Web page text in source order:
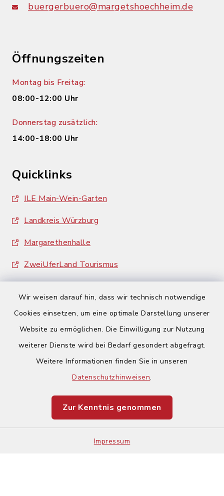
Wir weisen darauf hin, dass wir technisch notwendige
Cookies einsetzen, um eine optimale Darstellung unserer
Website zu ermöglichen. Die Einwilligung zur Nutzung
weiterer Dienste wird bei Bedarf gesondert abgefragt.
Weitere Informationen finden Sie in unseren
Datenschutzhinweisen.
Zur Kenntnis genommen
Impressum
buergerbuero@margetshoechheim.de
Öffnungszeiten
Montag bis Freitag:
08:00-12:00 Uhr
Donnerstag zusätzlich:
14:00-18:00 Uhr
Quicklinks
ILE Main-Wein-Garten
Landkreis Würzburg
Margarethenhalle
ZweiUferLand Tourismus
Barrierefreiheit
Impressum
Sitemap